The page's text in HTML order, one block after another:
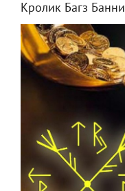
Кролик Багз